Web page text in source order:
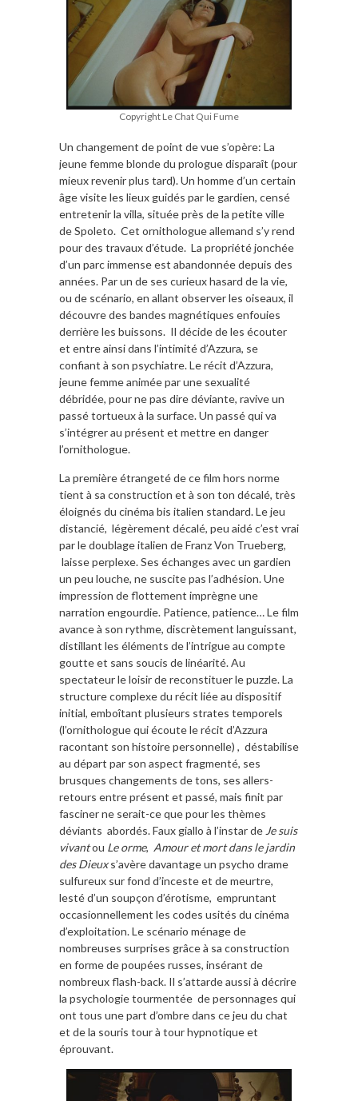
Copyright Le Chat Qui Fume
Un changement de point de vue s’opère: La
jeune femme blonde du prologue disparaît (pour
mieux revenir plus tard). Un homme d’un certain
âge visite les lieux guidés par le gardien, censé
entretenir la villa, située près de la petite ville
de Spoleto. Cet ornithologue allemand s’y rend
pour des travaux d’étude. La propriété jonchée
d’un parc immense est abandonnée depuis des
années. Par un de ses curieux hasard de la vie,
ou de scénario, en allant observer les oiseaux, il
découvre des bandes magnétiques enfouies
derrière les buissons. Il décide de les écouter
et entre ainsi dans l’intimité d’Azzura, se
confiant à son psychiatre. Le récit d’Azzura,
jeune femme animée par une sexualité
débridée, pour ne pas dire déviante, ravive un
passé tortueux à la surface. Un passé qui va
s’intégrer au présent et mettre en danger
l’ornithologue.
La première étrangeté de ce film hors norme
tient à sa construction et à son ton décalé, très
éloignés du cinéma bis italien standard. Le jeu
distancié, légèrement décalé, peu aidé c’est vrai
par le doublage italien de Franz Von Trueberg,
laisse perplexe. Ses échanges avec un gardien
un peu louche, ne suscite pas l’adhésion. Une
impression de flottement imprègne une
narration engourdie. Patience, patience… Le film
avance à son rythme, discrètement languissant,
distillant les éléments de l’intrigue au compte
goutte et sans soucis de linéarité. Au
spectateur le loisir de reconstituer le puzzle. La
structure complexe du récit liée au dispositif
initial, emboîtant plusieurs strates temporels
(l’ornithologue qui écoute le récit d’Azzura
racontant son histoire personnelle) , déstabilise
au départ par son aspect fragmenté, ses
brusques changements de tons, ses allers-
retours entre présent et passé, mais finit par
fasciner ne serait-ce que pour les thèmes
déviants abordés. Faux giallo à l’instar de Je suis
vivantou Le orme, Amour et mort dans le jardin
des Dieuxs’avère davantage un psycho drame
sulfureux sur fond d’inceste et de meurtre,
lesté d’un soupçon d’érotisme, empruntant
occasionnellement les codes usités du cinéma
d’exploitation. Le scénario ménage de
nombreuses surprises grâce à sa construction
en forme de poupées russes, insérant de
nombreux flash-back. Il s’attarde aussi à décrire
la psychologie tourmentée de personnages qui
ont tous une part d’ombre dans ce jeu du chat
et de la souris tour à tour hypnotique et
éprouvant.